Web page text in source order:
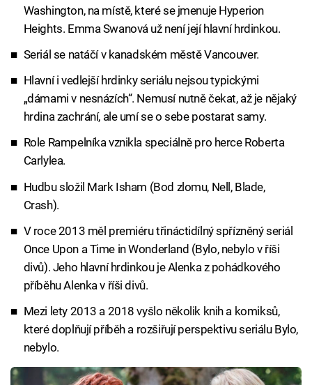
Washington, na místě, které se jmenuje Hyperion
Heights. Emma Swanová už není její hlavní hrdinkou.
Seriál se natáčí v kanadském městě Vancouver.
Hlavní i vedlejší hrdinky seriálu nejsou typickými
„dámami v nesnázích“. Nemusí nutně čekat, až je nějaký
hrdina zachrání, ale umí se o sebe postarat samy.
Role Rampelníka vznikla speciálně pro herce Roberta
Carlylea.
Hudbu složil Mark Isham (Bod zlomu, Nell, Blade,
Crash).
V roce 2013 měl premiéru třináctidílný spřízněný seriál
Once Upon a Time in Wonderland (Bylo, nebylo v říši
divů). Jeho hlavní hrdinkou je Alenka z pohádkového
příběhu Alenka v říši divů.
Mezi lety 2013 a 2018 vyšlo několik knih a komiksů,
které doplňují příběh a rozšiřují perspektivu seriálu Bylo,
nebylo.